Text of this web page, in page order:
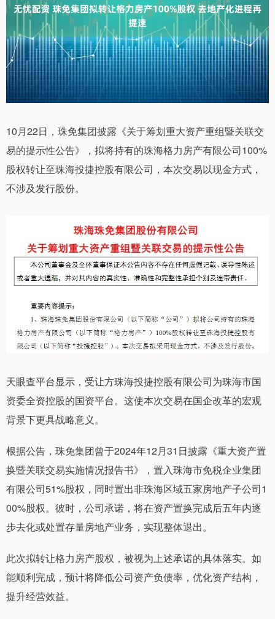
10月22日，珠免集团披露《关于筹划重大资产重组暨关联交
易的提示性公告》，拟将持有的珠海格力房产有限公司100%
股权转让至珠海投捷控股有限公司，本次交易以现金方式，
不涉及发行股份。
天眼查平台显示，受让方珠海投捷控股有限公司为珠海市国
资委全资控股的国资平台。这使本次交易在国企改革的宏观
背景下更具战略意义。
根据公告，珠免集团曾于2024年12月31日披露《重大资产置
换暨关联交易实施情况报告书》，置入珠海市免税企业集团
有限公司51%股权，同时置出非珠海区域五家房地产子公司1
00%股权。彼时，公司承诺，将在资产置换完成后五年内逐
步去化或处置存量房地产业务，实现整体退出。
此次拟转让格力房产股权，被视为上述承诺的具体落实。如
能顺利完成，预计将降低公司资产负债率，优化资产结构，
提升经营效益。